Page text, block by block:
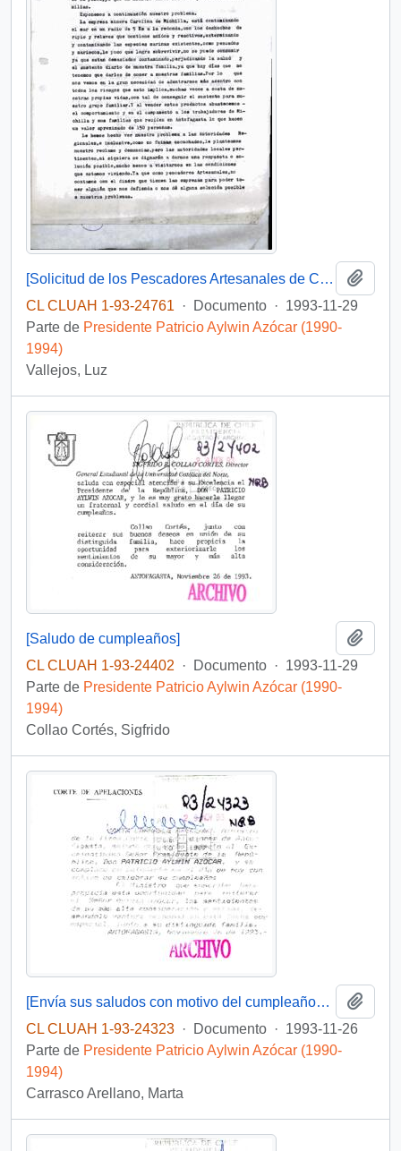
[Solicitud de los Pescadores Artesanales de Caleta Carolina Michiila de Antofagasta]
CL CLUAH 1-93-24761
· Documento · 1993-11-29
Parte de Presidente Patricio Aylwin Azócar (1990-
1994)
Vallejos, Luz
[Saludo de cumpleaños]
CL CLUAH 1-93-24402
· Documento · 1993-11-29
Parte de Presidente Patricio Aylwin Azócar (1990-
1994)
Collao Cortés, Sigfrido
[Envía sus saludos con motivo del cumpleaños del Presidente]
CL CLUAH 1-93-24323 · Documento · 1993-11-26
Parte de Presidente Patricio Aylwin Azócar (1990-
1994)
Carrasco Arellano, Marta